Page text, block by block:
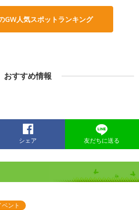
GW人気スポットランキング
おすすめ情報
シェア 友だちに送る